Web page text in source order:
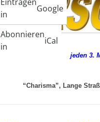
in
Google
Abonnieren
in
iCal
jeden 3.
“Charisma”, Lange